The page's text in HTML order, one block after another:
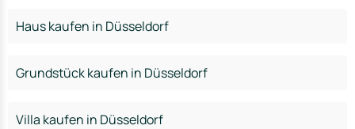
Haus kaufen in Düsseldorf
Grundstück kaufen in Düsseldorf
Villa kaufen in Düsseldorf